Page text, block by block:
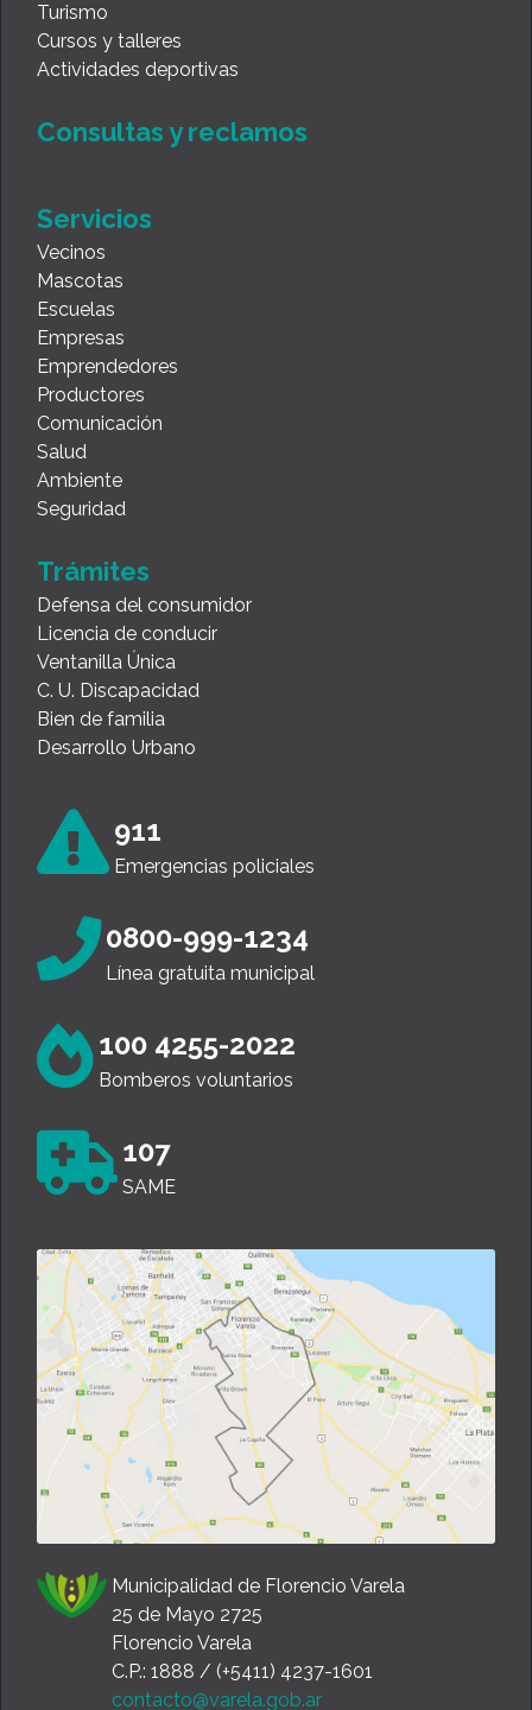
Turismo
Cursos y talleres
Actividades deportivas
Consultas y reclamos
Servicios
Vecinos
Mascotas
Escuelas
Empresas
Emprendedores
Productores
Comunicación
Salud
Ambiente
Seguridad
Trámites
Defensa del consumidor
Licencia de conducir
Ventanilla Única
C. U. Discapacidad
Bien de familia
Desarrollo Urbano
911
Emergencias policiales
0800-999-1234
Línea gratuita municipal
100 4255-2022
Bomberos voluntarios
107
SAME
Municipalidad de Florencio Varela
25 de Mayo 2725
Florencio Varela
C.P.: 1888 / (+5411) 4237-1601
contacto@varela.gob.ar